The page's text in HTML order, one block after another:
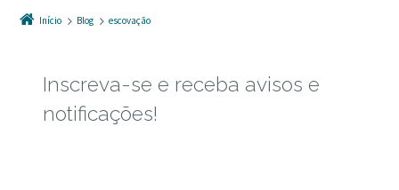
Início Blog escovação
Inscreva-se e receba avisos e
notificações!